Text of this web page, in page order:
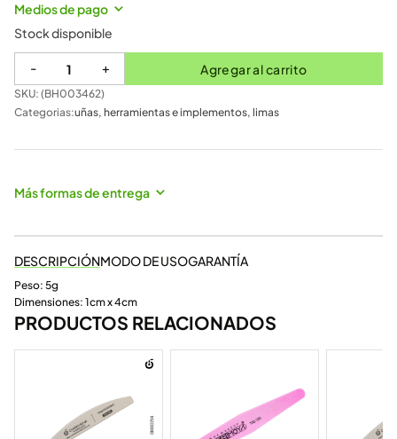
Medios de pago
Stock disponible
- + Agregar al carrito
SKU: (BH003462)
Categorias:uñas, herramientas e implementos, limas
Más formas de entrega
DESCRIPCIÓNMODO DE USOGARANTÍA
Peso: 5g
Dimensiones: 1cm x 4cm
PRODUCTOS RELACIONADOS